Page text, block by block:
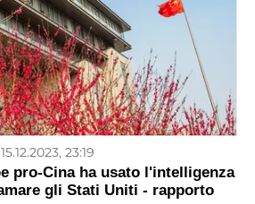
15.12.2023, 23:19
pro-Cina ha usato l'intelligenza
gli Stati Uniti - rapporto